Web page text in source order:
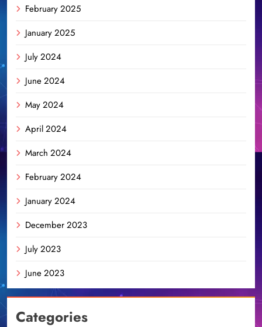
February 2025
January 2025
July 2024
June 2024
May 2024
April 2024
March 2024
February 2024
January 2024
December 2023
July 2023
June 2023
Categories